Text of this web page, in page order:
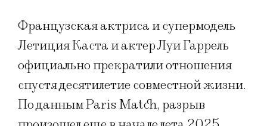
Французская актриса и супермодель
Летиция Каста и актер Луи Гаррель
официально прекратили отношения
спустя десятилетие совместной жизни.
По данным Paris Match, разрыв